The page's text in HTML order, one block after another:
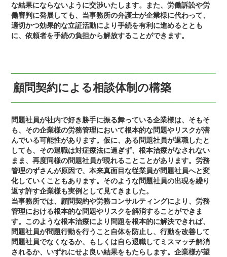
な結果にならないように交渉いたします。また、労働訴訟や労
働審判に発展しても、当事務所の弁護士が企業様に代わって、
適切かつ効果的な立証活動により手続を有利に進めるととも
に、依頼者を手続の負担から解放することができます。
顧問契約による相談体制の構築
問題社員が社内で好き勝手に振る舞っている企業様は、そもそ
も、その企業様の労務管理において根本的な問題やリスクが潜
んでいる可能性があります。仮に、ある問題社員が退職したと
しても、その退職は対症療法に過ぎず、根本治療がなされない
まま、再度同様の問題社員が現れることことがあります。労務
管理のずさんが原因で、本来真面目な従業員が問題社員へと変
化していくこともあります。そのような問題社員の出現を繰り
返す許す企業様も実例として見てきました。
当事務所では、顧問契約や労務コンサルティングにより、労務
管理における根本的な問題やリスクを解消することができま
す。このような根本治療により問題を根本的に解決できれば、
問題社員が問題行動を行うこと自体を防止し、行動を改善して
問題社員でなくなるか、もしくは自ら退職してミスマッチ解消
されるか、いずれにせよ良い結果をもたらします。企業様が望